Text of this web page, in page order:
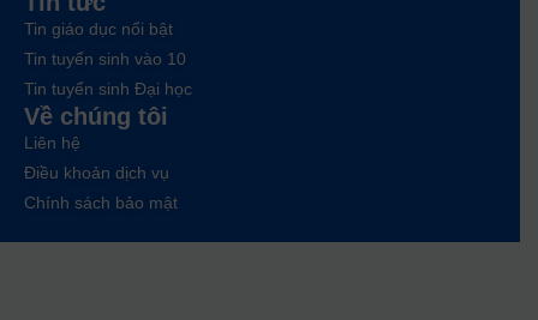
Tin giáo dục nổi bật
Tin tuyển sinh vào 10
Tin tuyển sinh Đại học
Về chúng tôi
Liên hệ
Điều khoản dịch vụ
Chính sách bảo mật